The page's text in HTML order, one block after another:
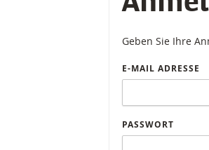
Geben Sie Ihre
E-MAIL ADRESSE
PASSWORT